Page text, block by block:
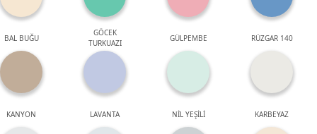
BAL BUĞU
GÖCEK
TURKUAZI
GÜLPEMBE RÜZGAR 140
KANYON LAVANTA NİL YEŞİLİ KARBEYAZ